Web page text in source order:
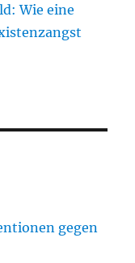
Wie eine
gegen